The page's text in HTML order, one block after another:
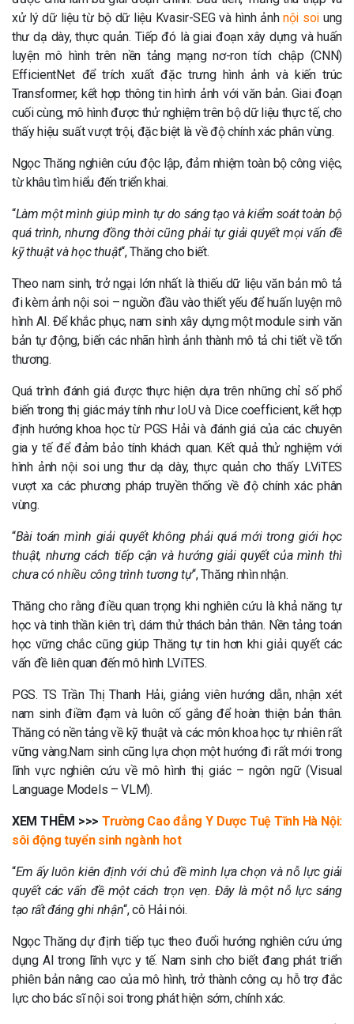
xử lý dữ liệu từ bộ dữ liệu Kvasir-SEG và hình ảnhnội soi ung
thư dạ dày, thực quản. Tiếp đó là giai đoạn xây dựng và huấn
luyện mô hình trên nền tảng mạng nơ-ron tích chập (CNN)
EfficientNet để trích xuất đặc trưng hình ảnh và kiến trúc
Transformer, kết hợp thông tin hình ảnh với văn bản. Giai đoạn
cuối cùng, mô hình được thử nghiệm trên bộ dữ liệu thực tế, cho
thấy hiệu suất vượt trội, đặc biệt là về độ chính xác phân vùng.
Ngọc Thăng nghiên cứu độc lập, đảm nhiệm toàn bộ công việc,
từ khâu tìm hiểu đến triển khai.
“Làm một mình giúp mình tự do sáng tạo và kiểm soát toàn bộ
quá trình, nhưng đồng thời cũng phải tự giải quyết mọi vấn đề
kỹ thuật và học thuật“, Thăng cho biết.
Theo nam sinh, trở ngại lớn nhất là thiếu dữ liệu văn bản mô tả
đi kèm ảnh nội soi – nguồn đầu vào thiết yếu để huấn luyện mô
hình AI. Để khắc phục, nam sinh xây dựng một module sinh văn
bản tự động, biến các nhãn hình ảnh thành mô tả chi tiết về tổn
thương.
Quá trình đánh giá được thực hiện dựa trên những chỉ số phổ
biến trong thị giác máy tính như IoU và Dice coefficient, kết hợp
định hướng khoa học từ PGS Hải và đánh giá của các chuyên
gia y tế để đảm bảo tính khách quan. Kết quả thử nghiệm với
hình ảnh nội soi ung thư dạ dày, thực quản cho thấy LViTES
vượt xa các phương pháp truyền thống về độ chính xác phân
vùng.
“Bài toán mình giải quyết không phải quá mới trong giới học
thuật, nhưng cách tiếp cận và hướng giải quyết của mình thì
chưa có nhiều công trình tương tự“, Thăng nhìn nhận.
Thăng cho rằng điều quan trọng khi nghiên cứu là khả năng tự
học và tinh thần kiên trì, dám thử thách bản thân. Nền tảng toán
học vững chắc cũng giúp Thăng tự tin hơn khi giải quyết các
vấn đề liên quan đến mô hình LViTES.
PGS. TS Trần Thị Thanh Hải, giảng viên hướng dẫn, nhận xét
nam sinh điềm đạm và luôn cố gắng để hoàn thiện bản thân.
Thăng có nền tảng về kỹ thuật và các môn khoa học tự nhiên rất
vững vàng.Nam sinh cũng lựa chọn một hướng đi rất mới trong
lĩnh vực nghiên cứu về mô hình thị giác – ngôn ngữ (Visual
Language Models – VLM).
XEM THÊM >>>Trường Cao đẳng Y Dược Tuệ Tĩnh Hà Nội:
sôi động tuyển sinh ngành hot
“Em ấy luôn kiên định với chủ đề mình lựa chọn và nỗ lực giải
quyết các vấn đề một cách trọn vẹn. Đây là một nỗ lực sáng
tạo rất đáng ghi nhận“, cô Hải nói.
Ngọc Thăng dự định tiếp tục theo đuổi hướng nghiên cứu ứng
dụng AI trong lĩnh vực y tế. Nam sinh cho biết đang phát triển
phiên bản nâng cao của mô hình, trở thành công cụ hỗ trợ đắc
lực cho bác sĩ nội soi trong phát hiện sớm, chính xác.